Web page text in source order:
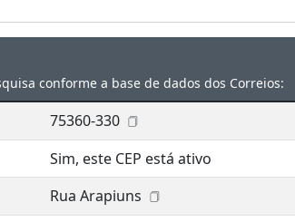
conforme a base de dados dos Correios:
75360-330
Sim, este CEP está ativo
Rua Arapiuns